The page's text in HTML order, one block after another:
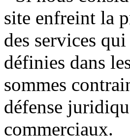
site enfreint la
des services
définies dans
sommes
défense
commerciaux.